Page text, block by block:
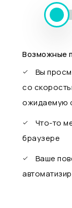
Возможные
Вы
со
ожидаемую
Что-то
браузере
Ваше